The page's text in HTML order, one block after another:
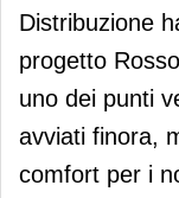
Distribuzione
progetto
uno dei punti
avviati finora,
comfort per i